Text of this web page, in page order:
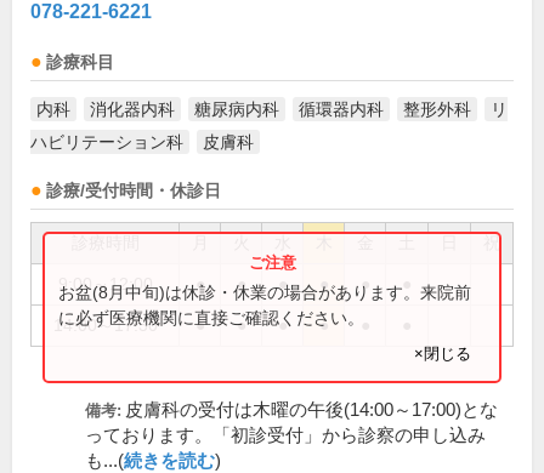
078-221-6221
診療科目
内科 消化器内科 糖尿病内科 循環器内科 整形外科
リ
ハビリテーション科
皮膚科
診療/受付時間・休診日
祝
9:00～12:00 ● ● ● ● ●
14:00～17:30 ● ● ● ●
お盆(8月中旬)は休診・休業の場合があります。来院前
に必ず医療機関に直接ご確認ください。
×閉じる
備考: 皮膚科の受付は木曜の午後(14:00～17:00)とな
っております。「初診受付」から診察の申し込み
も...(続きを読む)